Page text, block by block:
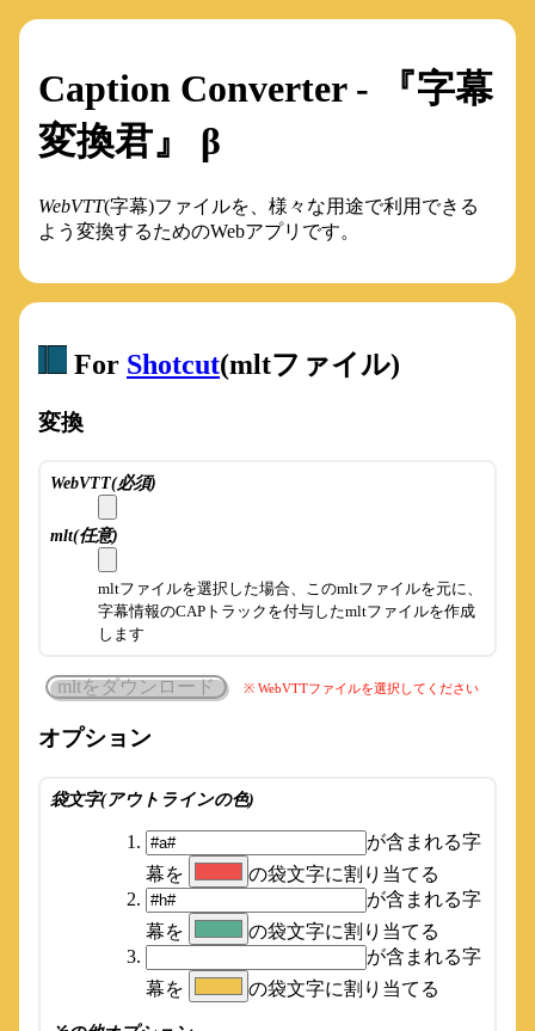
Caption Converter - 『字幕
変換君』 β
WebVTT(字幕)ファイルを、様々な用途で利用できる
よう変換するためのWebアプリです。
For Shotcut(mltファイル)
変換
WebVTT(必須)
mlt(任意)
mltファイルを選択した場合、このmltファイルを元に、
字幕情報のCAPトラックを付与したmltファイルを作成
します
mltをダウンロード ※ WebVTTファイルを選択してください
オプション
袋文字(アウトラインの色)
が含まれる字
幕を
の袋文字に割り当てる
が含まれる字
幕を
の袋文字に割り当てる
が含まれる字
幕を
の袋文字に割り当てる